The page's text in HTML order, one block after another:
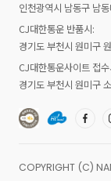
인천광역시 남동구 남
CJ대한통운 반품시:
경기도 부천시 원미구
CJ대한통운사이트 접
경기도 부천시 원미구
COPYRIGHT (C)